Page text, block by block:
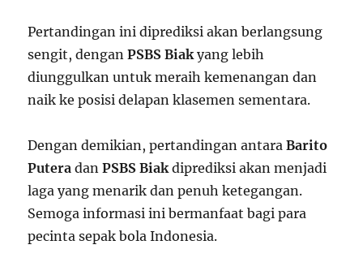
Pertandingan ini diprediksi akan berlangsung
sengit, denganPSBS Biak yang lebih
diunggulkan untuk meraih kemenangan dan
naik ke posisi delapan klasemen sementara.
Dengan demikian, pertandingan antaraBarito
Putera danPSBS Biak diprediksi akan menjadi
laga yang menarik dan penuh ketegangan.
Semoga informasi ini bermanfaat bagi para
pecinta sepak bola Indonesia.